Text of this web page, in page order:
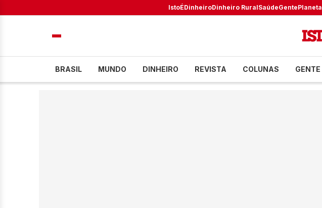
IstoÉDinheiroDinheiro RuralSaúdeGentePlaneta
BRASIL MUNDO DINHEIRO REVISTA COLUNAS GENTE